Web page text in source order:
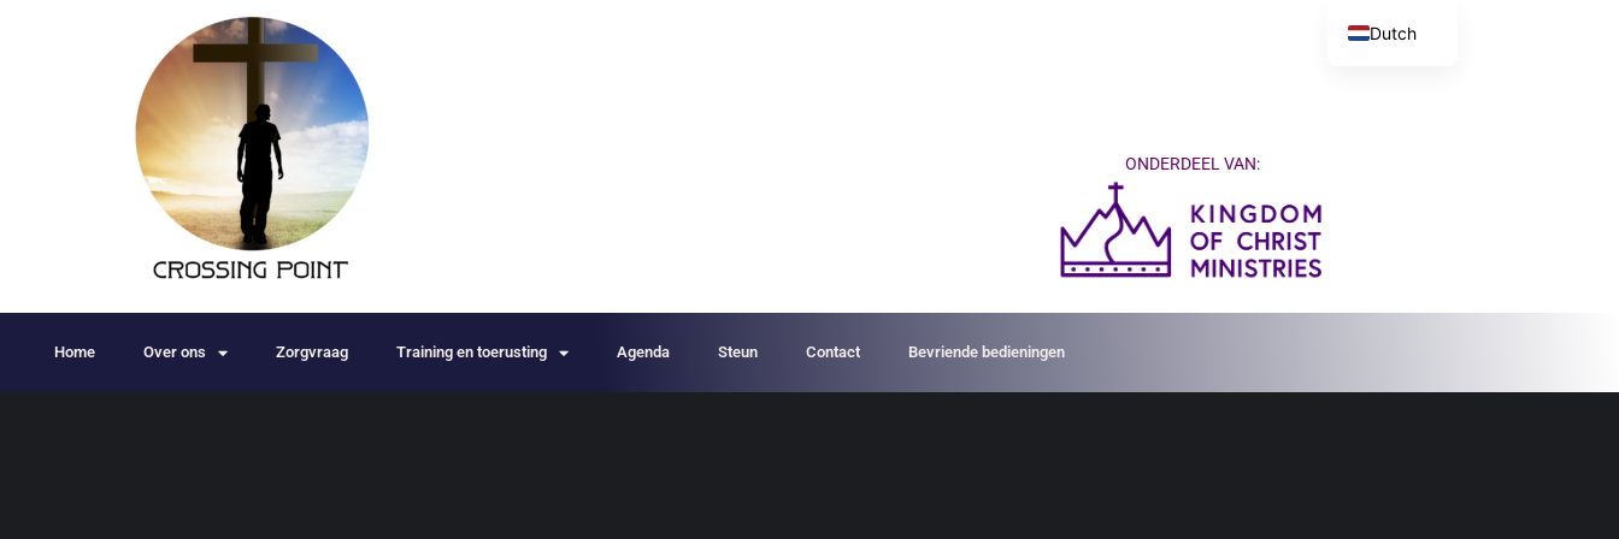
ONDERDEEL VAN:
Home Over ons Zorgvraag Training en toerusting Agenda Steun Contact Bevriende bedieningen
Dutch